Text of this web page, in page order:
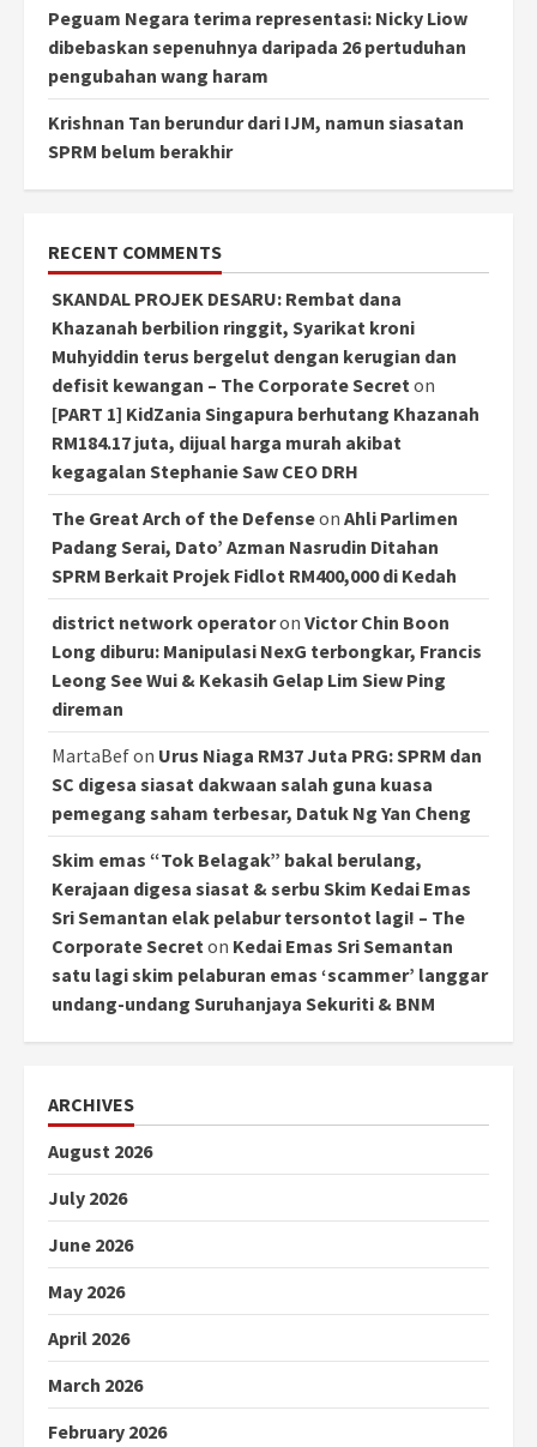
Peguam Negara terima representasi: Nicky Liow
dibebaskan sepenuhnya daripada 26 pertuduhan
pengubahan wang haram
Krishnan Tan berundur dari IJM, namun siasatan
SPRM belum berakhir
RECENT COMMENTS
SKANDAL PROJEK DESARU: Rembat dana
Khazanah berbilion ringgit, Syarikat kroni
Muhyiddin terus bergelut dengan kerugian dan
defisit kewangan – The Corporate Secret on
[PART 1] KidZania Singapura berhutang Khazanah
RM184.17 juta, dijual harga murah akibat
kegagalan Stephanie Saw CEO DRH
The Great Arch of the Defenseon Ahli Parlimen
Padang Serai, Dato’ Azman Nasrudin Ditahan
SPRM Berkait Projek Fidlot RM400,000 di Kedah
district network operatoron Victor Chin Boon
Long diburu: Manipulasi NexG terbongkar, Francis
Leong See Wui & Kekasih Gelap Lim Siew Ping
direman
MartaBefon Urus Niaga RM37 Juta PRG: SPRM dan
SC digesa siasat dakwaan salah guna kuasa
pemegang saham terbesar, Datuk Ng Yan Cheng
Skim emas “Tok Belagak” bakal berulang,
Kerajaan digesa siasat & serbu Skim Kedai Emas
Sri Semantan elak pelabur tersontot lagi! – The
Corporate Secret on Kedai Emas Sri Semantan
satu lagi skim pelaburan emas ‘scammer’ langgar
undang-undang Suruhanjaya Sekuriti & BNM
ARCHIVES
August 2026
July 2026
June 2026
May 2026
April 2026
March 2026
February 2026